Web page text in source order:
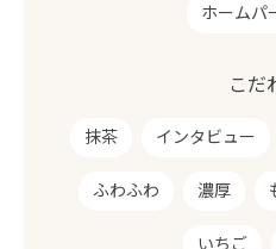
ホームパ
こだ
抹茶 インタビュー
ふわふわ 濃厚
いちご